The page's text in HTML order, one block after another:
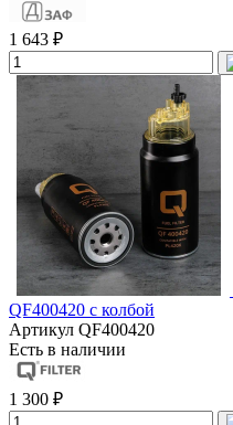
1 643 ₽
QF400420 с колбой
Артикул QF400420
Есть в наличии
1 300 ₽